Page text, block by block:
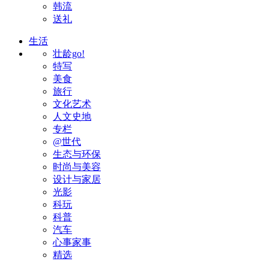
韩流
送礼
生活
壮龄go!
特写
美食
旅行
文化艺术
人文史地
专栏
@世代
生态与环保
时尚与美容
设计与家居
光影
科玩
科普
汽车
心事家事
精选